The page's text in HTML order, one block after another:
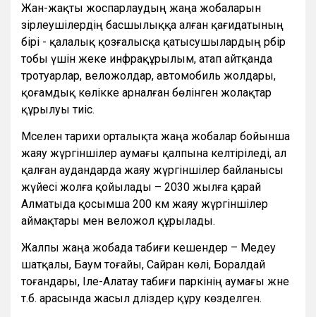
Жан-жақты жоспарлаудың жаңа жобаларын
әзірлеушілердің басшылыққа алған қағидатының
бірі - қалалық қозғалысқа қатысушылардың әрбір
тобы үшін жеке инфрақұрылым, атап айтқанда
тротуарлар, веложолдар, автомобиль жолдары,
қоғамдық көлікке арналған бөлінген жолақтар
құрылуы тиіс.
Мәселен тарихи орталықта жаңа жобалар бойынша
жаяу жүргіншілер аумағы қалпына келтіріледі, ал
қалған аудандарда жаяу жүргіншілер байланысы
жүйесі жолға қойылады – 2030 жылға қарай
Алматыда қосымша 200 км жаяу жүргіншілер
аймақтары мен веложол құрылады.
Жалпы жаңа жобада табиғи кешендер – Медеу
шатқалы, Баум тоғайы, Сайран көлі, Боралдай
тоғандары, Іле-Алатау табиғи паркінің аумағы және
т.б. арасында жасыл дәліздер құру көзделген.